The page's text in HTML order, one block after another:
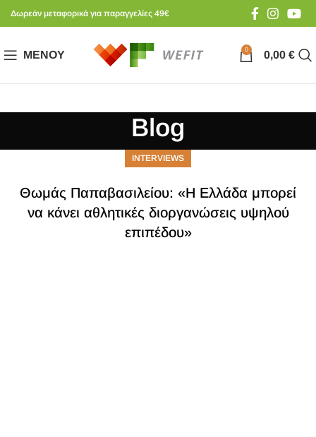
Δωρεάν μεταφορικά για παραγγελίες 49€
ΜΕΝΟΎ 0 0,00 €
Blog
INTERVIEWS
Θωμάς Παπαβασιλείου: «Η Ελλάδα μπορεί
να κάνει αθλητικές διοργανώσεις υψηλού
επιπέδου»